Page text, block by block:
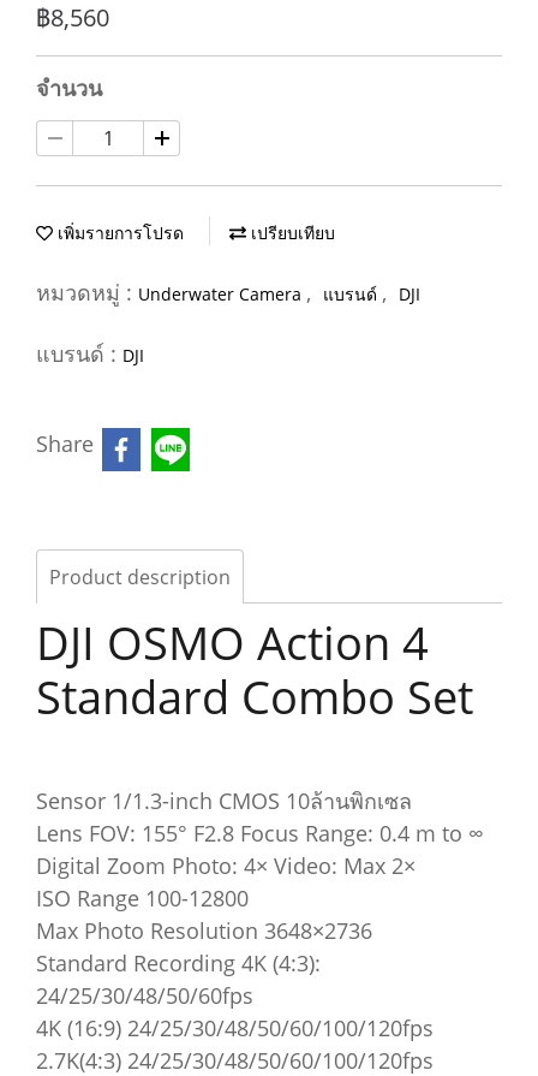
฿8,560
จำนวน
เพิ่มรายการโปรด เปรียบเทียบ
หมวดหมู่ : Underwater Camera , แบรนด์ , DJI
แบรนด์ : DJI
Share
Product description
DJI OSMO Action 4
Standard Combo Set
Sensor 1/1.3-inch CMOS 10ล้านพิกเซล
Lens FOV: 155° F2.8 Focus Range: 0.4 m to ∞
Digital Zoom Photo: 4× Video: Max 2×
ISO Range 100-12800
Max Photo Resolution 3648×2736
Standard Recording 4K (4:3):
24/25/30/48/50/60fps
4K (16:9) 24/25/30/48/50/60/100/120fps
2.7K(4:3) 24/25/30/48/50/60/100/120fps